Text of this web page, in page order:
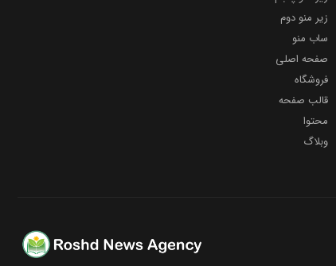
زیر منو دوم
ساب منو
صفحه اصلی
فروشگاه
قالب صفحه
محتوا
وبلاگ